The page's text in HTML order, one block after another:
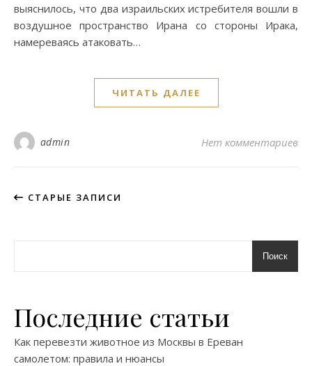
выяснилось, что два израильских истребителя вошли в
воздушное пространство Ирана со стороны Ирака,
намереваясь атаковать…
ЧИТАТЬ ДАЛЕЕ
admin Нет комментариев
СТАРЫЕ ЗАПИСИ
Поиск
Последние статьи
Как перевезти животное из Москвы в Ереван
самолетом: правила и нюансы